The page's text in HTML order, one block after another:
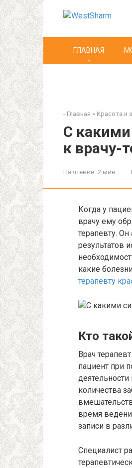
ГЛАВНАЯ
- Главная » Красота и
С
к врачу-
На чтение: 2 мин
Когда у
врачу ему
терапевту.
результатов
какие
терапевту
Кто
Врач
пациент при
количества
время
записи в
Специалист